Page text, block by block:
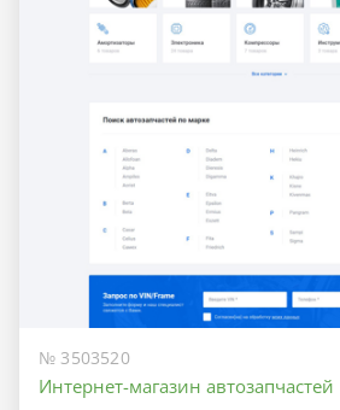
№ 3503520
Интернет-магазин автозапчастей